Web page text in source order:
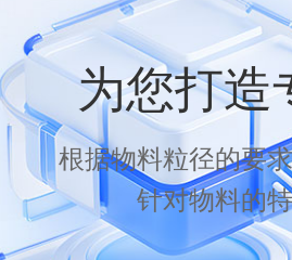
为您打造
根据物料粒径的要
针对物料的